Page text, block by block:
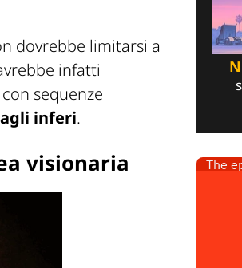
dovrebbe limitarsi a
infatti
sequenze
inferi.
visionaria